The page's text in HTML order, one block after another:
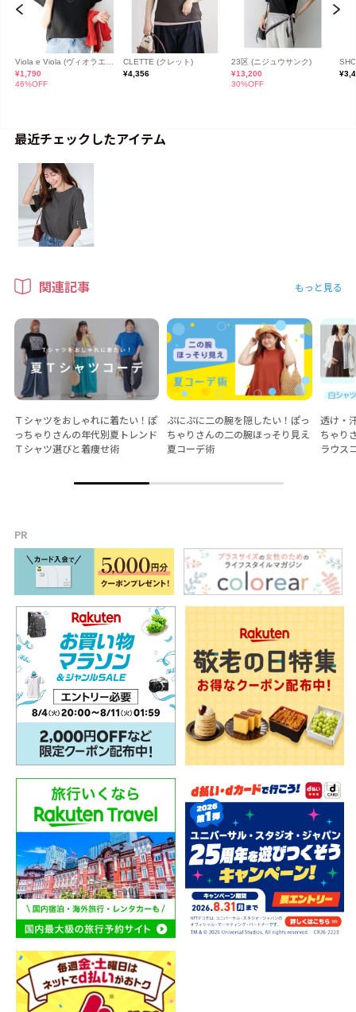
最近チェックしたアイテム
関連記事 もっと見る
Ｔシャツをおしゃれに着たい！ぽ
っちゃりさんの年代別夏トレンド
Ｔシャツ選びと着痩せ術
ぷにぷに二の腕を隠したい！ぽっ
ちゃりさんの二の腕ほっそり見え
夏コーデ術
透け・
ちゃり
ラウス
PR